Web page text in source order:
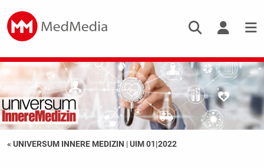
« UNIVERSUM INNERE MEDIZIN |UIM 01|2022